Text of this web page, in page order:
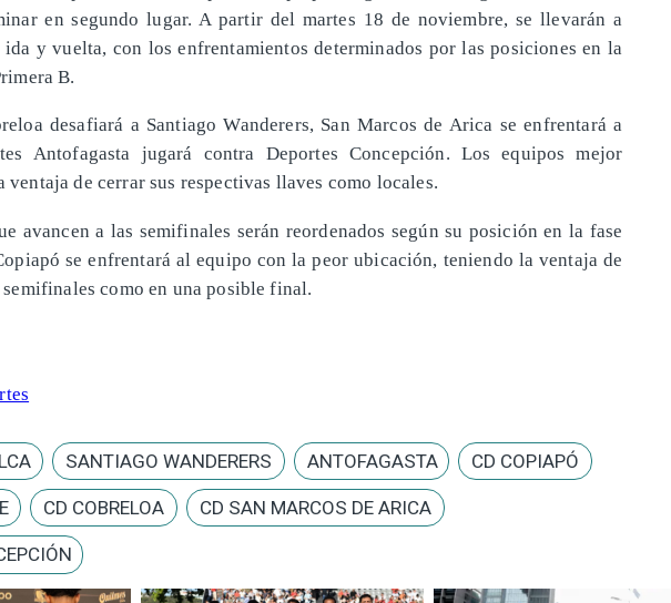
en segundo lugar. A partir del martes 18 de noviembre, se llevarán a
ida y vuelta, con los enfrentamientos determinados por las posiciones en la
B.
desafiará a Santiago Wanderers, San Marcos de Arica se enfrentará a
Antofagasta jugará contra Deportes Concepción. Los equipos mejor
ventaja de cerrar sus respectivas llaves como locales.
avancen a las semifinales serán reordenados según su posición en la fase
se enfrentará al equipo con la peor ubicación, teniendo la ventaja de
como en una posible final.
SANTIAGO WANDERERS ANTOFAGASTA CD COPIAPÓ
CD COBRELOA CD SAN MARCOS DE ARICA